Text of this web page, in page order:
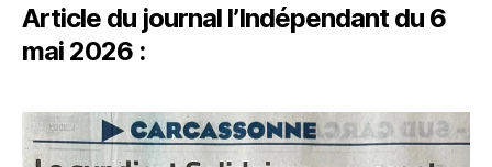
Article du journal l’Indépendant du 6
mai 2026 :